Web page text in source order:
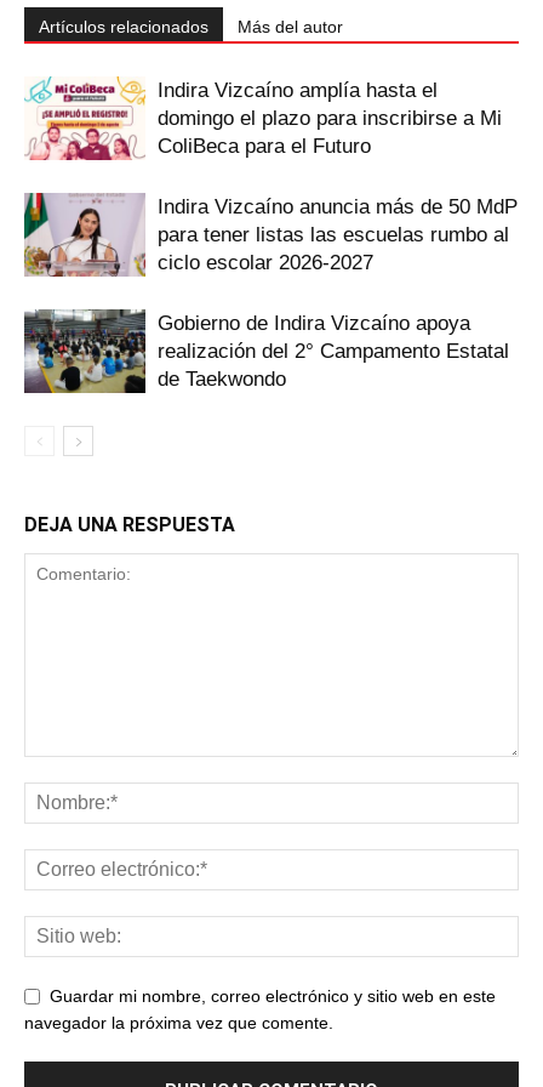
Artículos relacionados Más del autor
Indira Vizcaíno amplía hasta el
domingo el plazo para inscribirse a Mi
ColiBeca para el Futuro
Indira Vizcaíno anuncia más de 50 MdP
para tener listas las escuelas rumbo al
ciclo escolar 2026-2027
Gobierno de Indira Vizcaíno apoya
realización del 2° Campamento Estatal
de Taekwondo
DEJA UNA RESPUESTA
Guardar mi nombre, correo electrónico y sitio web en este
navegador la próxima vez que comente.